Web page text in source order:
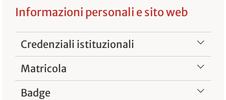
Informazioni personali e sito web
Credenziali istituzionali
Matricola
Badge